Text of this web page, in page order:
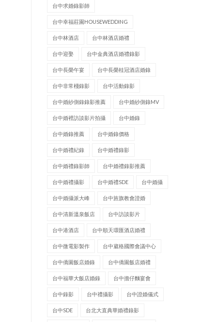
台中求婚錄影師
台中幸福莊園HOUSEWEDDING
台中林酒店 台中林酒店婚禮
台中迎娶 台中金典酒店婚禮錄影
台中長榮午宴 台中長榮桂冠酒店婚錄
台中非常棧錄影 台中活動錄影
台中婚紗側錄錄影推薦 台中婚紗側錄MV
台中婚裡訪談影片拍攝 台中婚錄
台中婚錄推薦 台中婚錄價格
台中婚禮紀錄 台中婚禮錄影
台中婚禮錄影師 台中婚禮錄影推薦
台中婚禮攝影 台中婚禮SDE 台中婚攝
台中婚攝派大峰 台中旌旗教會證婚
台中清新溫泉飯店 台中訪談影片
台中港酒店 台中順天環匯酒店婚禮
台中微電影製作 台中葳格國際會議中心
台中僑園飯店婚錄 台中僑園飯店婚禮
台中福華大飯店婚錄 台中擔仔麵宴會
台中錄影 台中禮攝影 台中證婚儀式
台中SDE 台北大直典華婚禮錄影